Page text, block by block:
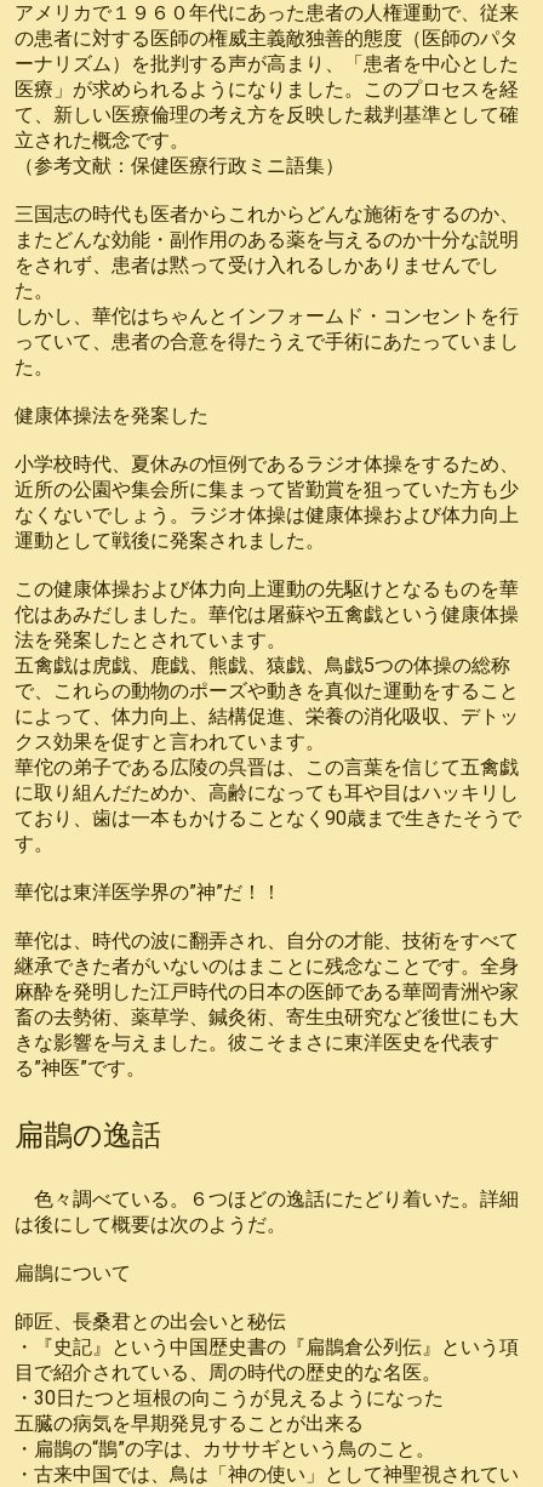
アメリカで１９６０年代にあった患者の人権運動で、従来
の患者に対する医師の権威主義敵独善的態度（医師のパタ
ーナリズム）を批判する声が高まり、「患者を中心とした
医療」が求められるようになりました。このプロセスを経
て、新しい医療倫理の考え方を反映した裁判基準として確
立された概念です。
（参考文献：保健医療行政ミニ語集）
三国志の時代も医者からこれからどんな施術をするのか、
またどんな効能・副作用のある薬を与えるのか十分な説明
をされず、患者は黙って受け入れるしかありませんでし
た。
しかし、華佗はちゃんとインフォームド・コンセントを行
っていて、患者の合意を得たうえで手術にあたっていまし
た。
健康体操法を発案した
小学校時代、夏休みの恒例であるラジオ体操をするため、
近所の公園や集会所に集まって皆勤賞を狙っていた方も少
なくないでしょう。ラジオ体操は健康体操および体力向上
運動として戦後に発案されました。
この健康体操および体力向上運動の先駆けとなるものを華
佗はあみだしました。華佗は屠蘇や五禽戯という健康体操
法を発案したとされています。
五禽戯は虎戯、鹿戯、熊戯、猿戯、鳥戯5つの体操の総称
で、これらの動物のポーズや動きを真似た運動をすること
によって、体力向上、結構促進、栄養の消化吸収、デトッ
クス効果を促すと言われています。
華佗の弟子である広陵の呉晋は、この言葉を信じて五禽戯
に取り組んだためか、高齢になっても耳や目はハッキリし
ており、歯は一本もかけることなく90歳まで生きたそうで
す。
華佗は東洋医学界の”神”だ！！
華佗は、時代の波に翻弄され、自分の才能、技術をすべて
継承できた者がいないのはまことに残念なことです。全身
麻酔を発明した江戸時代の日本の医師である華岡青洲や家
畜の去勢術、薬草学、鍼灸術、寄生虫研究など後世にも大
きな影響を与えました。彼こそまさに東洋医史を代表す
る”神医”です。
扁鵲の逸話
色々調べている。６つほどの逸話にたどり着いた。詳細
は後にして概要は次のようだ。
扁鵲について
師匠、長桑君との出会いと秘伝
・『史記』という中国歴史書の『扁鵲倉公列伝』という項
目で紹介されている、周の時代の歴史的な名医。
・30日たつと垣根の向こうが見えるようになった
五臓の病気を早期発見することが出来る
・扁鵲の“鵲”の字は、カササギという鳥のこと。
・古来中国では、鳥は「神の使い」として神聖視されてい